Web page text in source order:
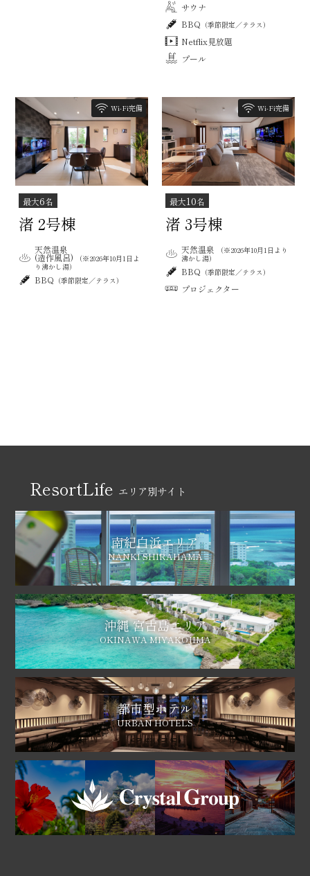
サウナ
BBQ （季節限定／テラス）
Netflix見放題
プール
Wi-Fi完備
最大6名
渚 2号棟
天然温泉
(造作風呂)
（※2026年10月1日よ
り沸かし湯）
BBQ （季節限定／テラス）
Wi-Fi完備
最大10名
渚 3号棟
天然温泉
（※2026年10月1日より
沸かし湯）
BBQ （季節限定／テラス）
プロジェクター
ResortLife エリア別サイト
南紀白浜エリア
NANKI SHIRAHAMA
沖縄 宮古島エリア
OKINAWA MIYAKOJIMA
都市型ホテル
URBAN HOTELS